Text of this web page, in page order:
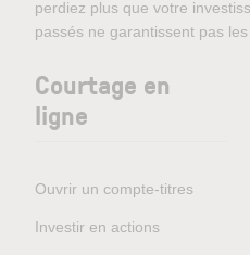
perdiez plus que votre
passés ne garantissent pas
Courtage en
ligne
Ouvrir un compte-titres
Investir en actions